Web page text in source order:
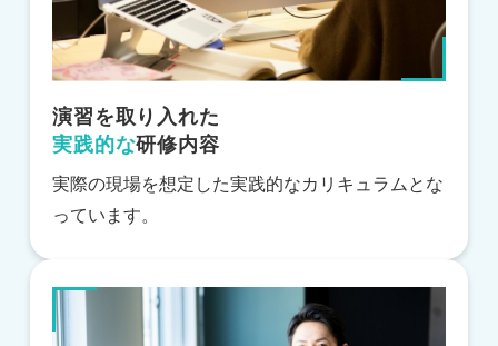
演習を取り入れた
実践的な研修内容
実際の現場を想定した実践的なカリキュラムとな
っています。